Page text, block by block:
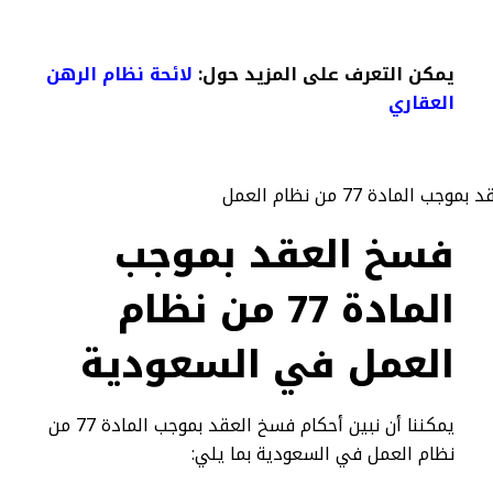
يمكن التعرف على المزيد حول: لائحة نظام الرهن
العقاري
فسخ العقد بموجب
المادة 77 من نظام
العمل في السعودية
يمكننا أن نبين أحكام فسخ العقد بموجب المادة 77 من
نظام العمل في السعودية بما يلي: